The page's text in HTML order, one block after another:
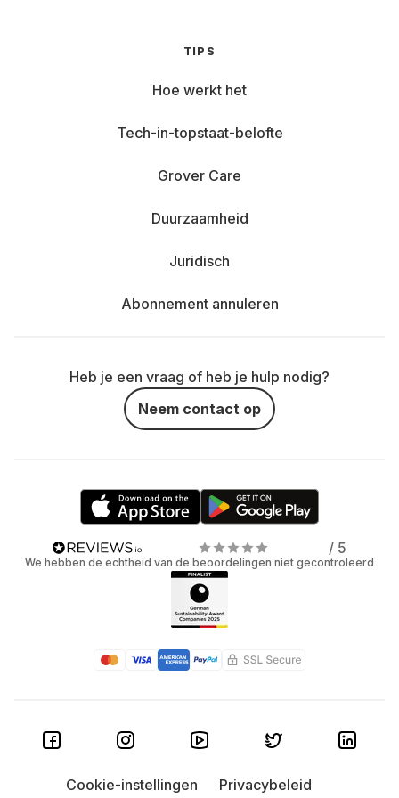
TIPS
Hoe werkt het
Tech-in-topstaat-belofte
Grover Care
Duurzaamheid
Juridisch
Abonnement annuleren
Heb je een vraag of heb je hulp nodig?
Neem contact op
/ 5
We hebben de echtheid van de beoordelingen niet gecontroleerd
Cookie-instellingen
Privacybeleid